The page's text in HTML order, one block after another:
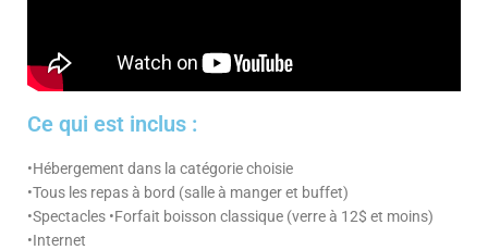
Ce qui est inclus :
•Hébergement dans la catégorie choisie
•Tous les repas à bord (salle à manger et buffet)
•Spectacles •Forfait boisson classique (verre à 12$ et moins)
•Internet